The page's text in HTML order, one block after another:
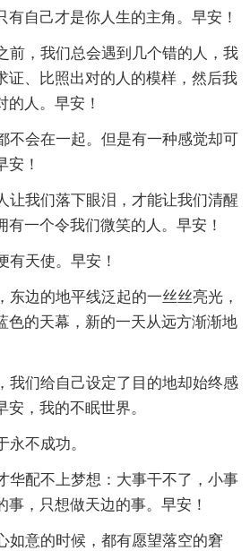
有自己才是你人生的主角。早安！
前，我们总会遇到几个错的人，我
证、比照出对的人的模样，然后我
的人。早安！
不会在一起。但是有一种感觉却可
安！
让我们落下眼泪，才能让我们清醒
有一个令我们微笑的人。早安！
有天使。早安！
东边的地平线泛起的一丝丝亮光，
色的天幕，新的一天从远方渐渐地
我们给自己设定了目的地却始终感
，我的不眠世界。
永不成功。
华配不上梦想：大事干不了，小事
，只想做天边的事。早安！
如意的时候，都有愿望落空的窘